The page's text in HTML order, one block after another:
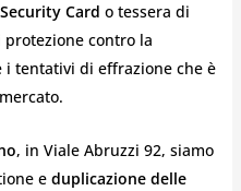
Security Card o tessera di
contro la
tentativi di effrazione che è
, in Viale Abruzzi 92, siamo
e duplicazione delle